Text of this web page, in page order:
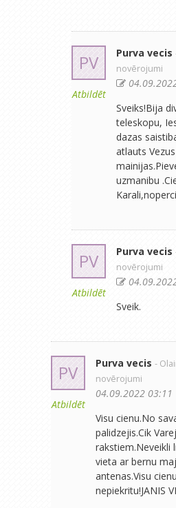
PV
Atbildēt
Purva vecis
novērojumi
Sveiks!Bija
teleskopu,
dazas
atlauts
uzmanibu
PV
Atbildēt
Purva vecis
novērojumi
Sveik.
PV
Atbildēt
Purva vecis -
novērojumi
04.09.2022 03:11
Visu cienu.No
palidzejis.Cik
rakstiem.Neveikli
vieta ar bernu
antenas.Visu
nepiekritu!JANIS